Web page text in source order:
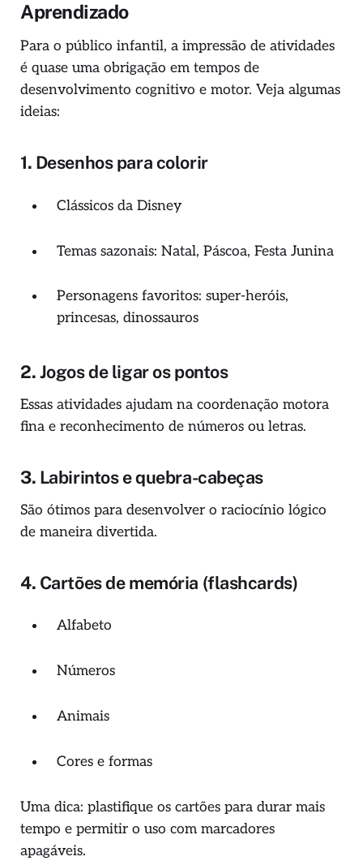
Aprendizado
Para o público infantil, a impressão de atividades
é quase uma obrigação em tempos de
desenvolvimento cognitivo e motor. Veja algumas
ideias:
1. Desenhos para colorir
Clássicos da Disney
Temas sazonais: Natal, Páscoa, Festa Junina
Personagens favoritos: super-heróis,
princesas, dinossauros
2.Jogos de ligar os pontos
Essas atividades ajudam na coordenação motora
fina e reconhecimento de números ou letras.
3. Labirintos e quebra-cabeças
São ótimos para desenvolver o raciocínio lógico
de maneira divertida.
4. Cartões de memória (flashcards)
Alfabeto
Números
Animais
Cores e formas
Uma dica: plastifique os cartões para durar mais
tempo e permitir o uso com marcadores
apagáveis.